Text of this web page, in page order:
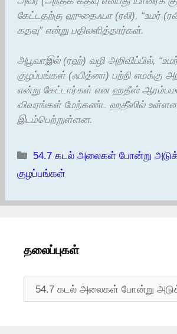
கேட்டதற்கு ஹுதைஃபா (ரலி), “உமர்
கதவு” என்று பதிலளித்தார்கள்.
அபூவாஇல் (ரஹ்) வழி அறிவிப்பில், “உமர்
குழப்பங்கள் (ஃபித்னா) பற்றி எமக்கு
என்று கேட்டார்கள் என ஹதீஸ்
விவரங்கள் மேற்கண்ட ஹதீஸில்
இடம்பெற்றுள்ளன.
Categories
54.7 கடல் அலைகள் போன்று
குழப்பங்கள்
தலைப்புகள்
தலைப்புகள்